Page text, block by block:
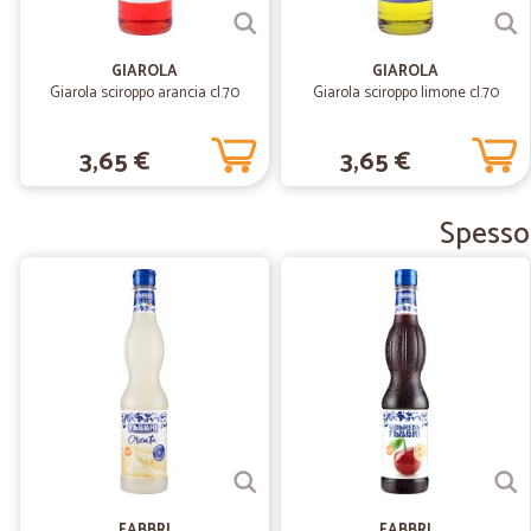
GIAROLA
Giarola sciroppo arancia cl.70
3,65 €
GIAROLA
Giarola sciroppo limone cl.70
3,65 €